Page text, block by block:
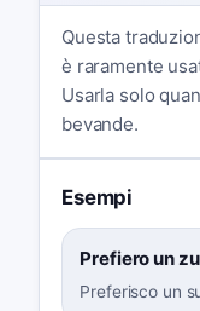
Questa
è raramente
Usarla solo
bevande.
Esempi
Prefiero un
Preferisco un